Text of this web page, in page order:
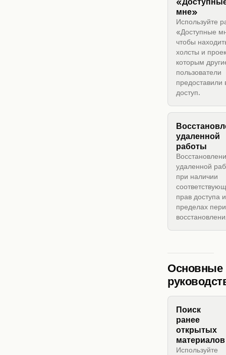
мне»
Используйте
«Доступные
чтобы
холсты и
которым
пользователи
предоставили
доступ.
удаленной
работы
удаленной
при наличии
прав доступа
пределах
Основные
Поиск
ранее
открытых
материалов
Используйте